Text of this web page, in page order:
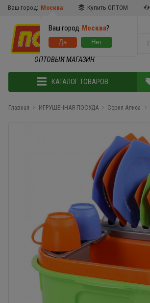
Ваш город: Москва
Ваш город Москва?
Купить ОПТОМ
ОПТОВЫЙ МАГАЗИН
КАТАЛОГ ТОВАРОВ
Главная ИГРУШЕЧНАЯ ПОСУДА Серия Алиса